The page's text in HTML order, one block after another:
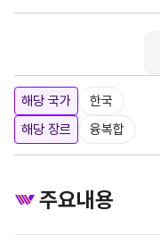
해당 국가
한국
해당 장르
융복합
주요내용